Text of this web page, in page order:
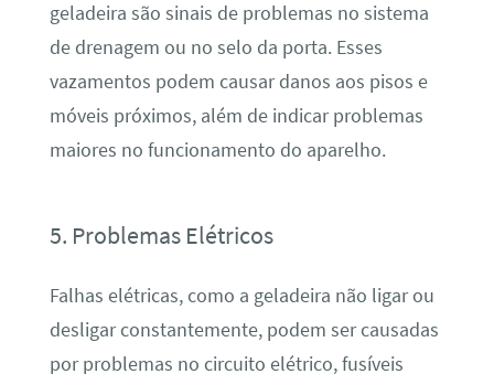
geladeira são sinais de problemas no sistema
de drenagem ou no selo da porta. Esses
vazamentos podem causar danos aos pisos e
móveis próximos, além de indicar problemas
maiores no funcionamento do aparelho.
5. Problemas Elétricos
Falhas elétricas, como a geladeira não ligar ou
desligar constantemente, podem ser causadas
por problemas no circuito elétrico, fusíveis